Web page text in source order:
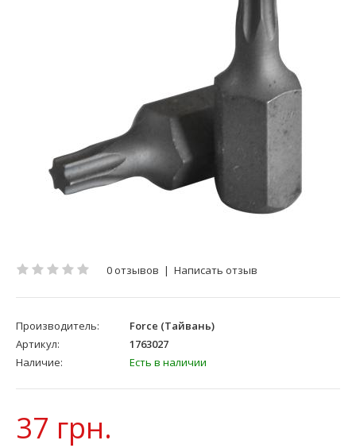
0 отзывов | Написать отзыв
Производитель:
Force (Тайвань)
Артикул:
1763027
Наличие:
Есть в наличии
37 грн.